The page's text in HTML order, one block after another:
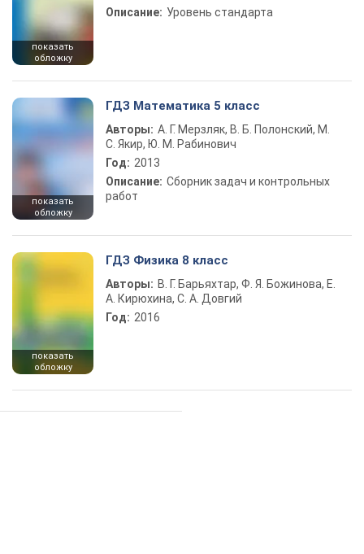
показать
обложку
Описание: Уровень стандарта
показать
обложку
ГДЗ Математика 5 класс
Авторы: А. Г. Мерзляк, В. Б. Полонский, М.
С. Якир, Ю. М. Рабинович
Год: 2013
Описание: Сборник задач и контрольных
работ
показать
обложку
ГДЗ Физика 8 класс
Авторы: В. Г. Барьяхтар, Ф. Я. Божинова, Е.
А. Кирюхина, С. А. Довгий
Год: 2016